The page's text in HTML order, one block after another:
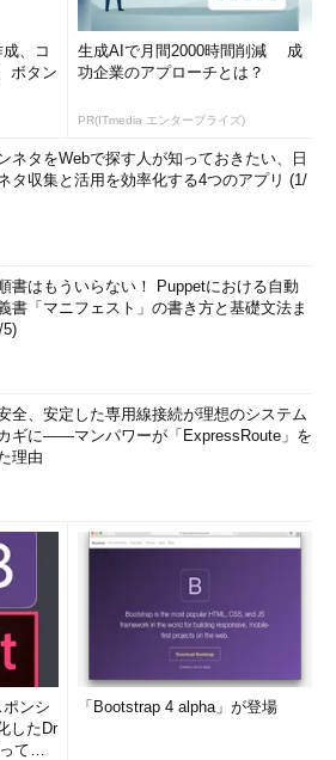
、コ
ボタン
生成AIで月間2000時間削減 成
功企業のアプローチとは？
PR(ITmedia エンタープライズ)
ネタをWebで探す人が知っておきたい、日
タ収集と活用を効率化する4つのアプリ (1/
書はもういらない！ Puppetにおける自動
書「マニフェスト」の書き方と基礎文法ま
5)
全、安定した専用線接続が理想のシステム
ギに――マンパワーが「ExpressRoute」を
理由
ンシ
したDr
て
「Bootstrap 4 alpha」が登場